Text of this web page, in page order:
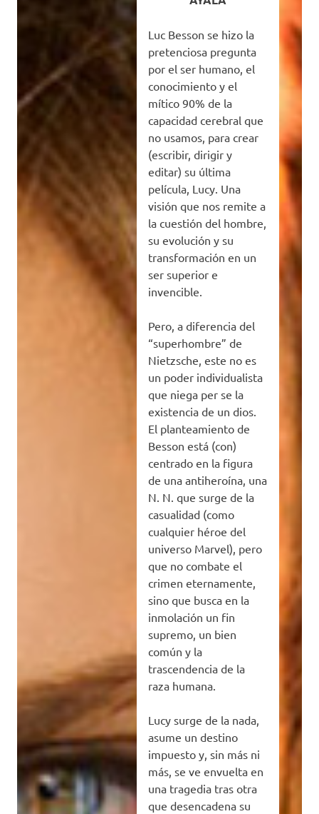
Luc Besson se hizo la
pretenciosa pregunta
por el ser humano, el
conocimiento y el
mítico 90% de la
capacidad cerebral que
no usamos, para crear
(escribir, dirigir y
editar) su última
película, Lucy. Una
visión que nos remite a
la cuestión del hombre,
su evolución y su
transformación en un
ser superior e
invencible.
Pero, a diferencia del
“superhombre” de
Nietzsche, este no es
un poder individualista
que niega per se la
existencia de un dios.
El planteamiento de
Besson está (con)
centrado en la figura
de una antiheroína, una
N. N. que surge de la
casualidad (como
cualquier héroe del
universo Marvel), pero
que no combate el
crimen eternamente,
sino que busca en la
inmolación un fin
supremo, un bien
común y la
trascendencia de la
raza humana.
Lucy surge de la nada,
asume un destino
impuesto y, sin más ni
más, se ve envuelta en
una tragedia tras otra
que desencadena su